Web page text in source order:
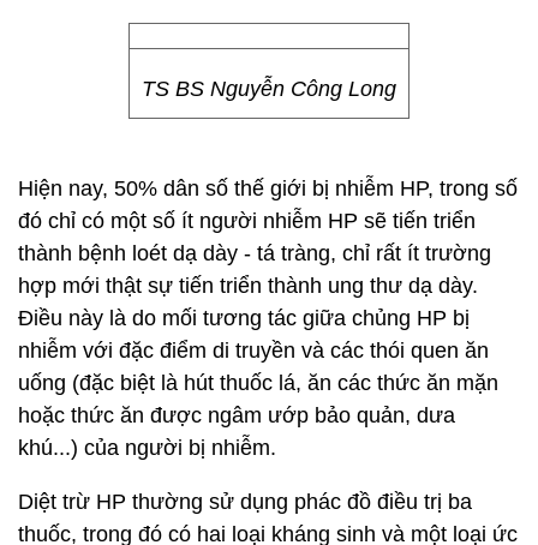
TS BS Nguyễn Công Long
Hiện nay, 50% dân số thế giới bị nhiễm HP, trong số
đó chỉ có một số ít người nhiễm HP sẽ tiến triển
thành bệnh loét dạ dày - tá tràng, chỉ rất ít trường
hợp mới thật sự tiến triển thành ung thư dạ dày.
Điều này là do mối tương tác giữa chủng HP bị
nhiễm với đặc điểm di truyền và các thói quen ăn
uống (đặc biệt là hút thuốc lá, ăn các thức ăn mặn
hoặc thức ăn được ngâm ướp bảo quản, dưa
khú...) của người bị nhiễm.
Diệt trừ HP thường sử dụng phác đồ điều trị ba
thuốc, trong đó có hai loại kháng sinh và một loại ức